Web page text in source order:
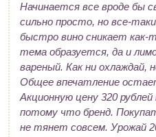
Начинается все вроде бы
сильно просто, но все-
быстро вино сникает как-
тема образуется, да и
вареный. Как ни охлаждай,
Общее впечатление
Акционную цену 320
потому что бренд.
не тянет совсем. Урожай